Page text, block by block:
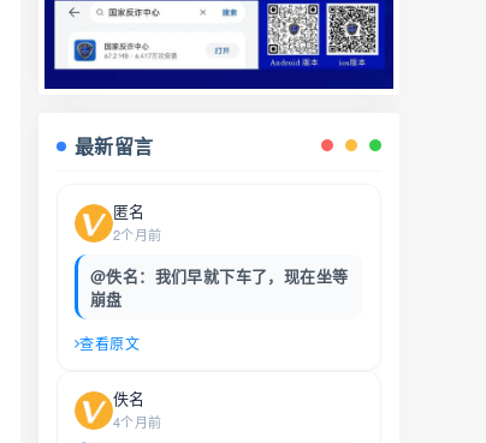
最新留言
匿名
2个月前
@佚名：我们早就下车了，现在坐等
崩盘
查看原文
佚名
4个月前